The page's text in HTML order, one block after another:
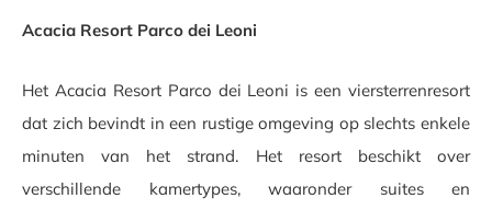
Acacia Resort Parco dei Leoni
Het Acacia Resort Parco dei Leoni is een viersterrenresort
dat zich bevindt in een rustige omgeving op slechts enkele
minuten van het strand. Het resort beschikt over
verschillende kamertypes, waaronder suites en